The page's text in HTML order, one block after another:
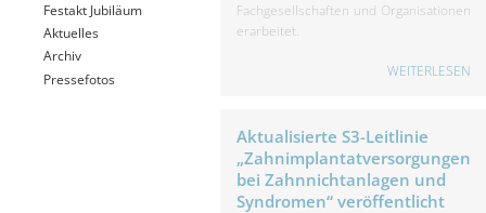
Festakt Jubiläum
Aktuelles
Archiv
Pressefotos
Fachgesellschaften und Organisationen
erarbeitet.
WEITERLESEN
Aktualisierte S3-Leitlinie
„Zahnimplantatversorgungen
bei Zahnnichtanlagen und
Syndromen“ veröffentlicht